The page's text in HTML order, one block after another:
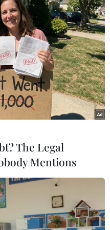
Đỗ Huy (Vietnam+)
#Arsenal
#Fabio
The Legal
Mentions